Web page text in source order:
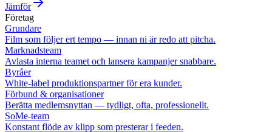
Jämför
Företag
Grundare
Film som följer ert tempo — innan ni är redo att pitcha.
Marknadsteam
Avlasta interna teamet och lansera kampanjer snabbare.
Byråer
White-label produktionspartner för era kunder.
Förbund & organisationer
Berätta medlemsnyttan — tydligt, ofta, professionellt.
SoMe-team
Konstant flöde av klipp som presterar i feeden.